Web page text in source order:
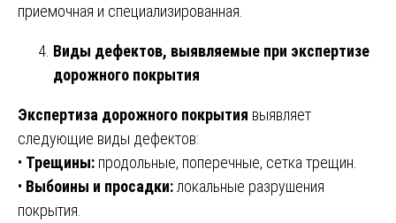
приемочная и специализированная.
Виды дефектов, выявляемые при экспертизе
дорожного покрытия
Экспертиза дорожного покрытия выявляет
следующие виды дефектов:
• Трещины: продольные, поперечные, сетка трещин.
• Выбоины и просадки: локальные разрушения
покрытия.